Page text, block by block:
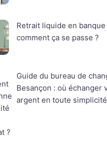
Retrait liquide en banque
comment ça se passe ?
Guide du bureau de
Besançon : où échanger
argent en toute simplicité